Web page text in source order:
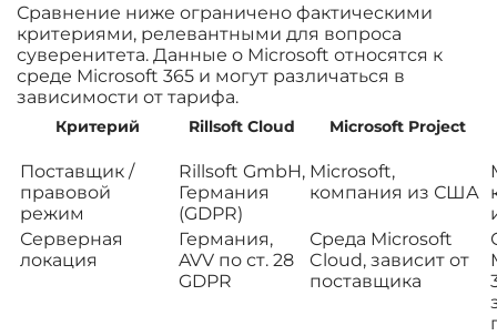
Сравнение ниже ограничено фактическими
критериями, релевантными для вопроса
суверенитета. Данные о Microsoft относятся к
среде Microsoft 365 и могут различаться в
зависимости от тарифа.
Критерий Rillsoft Cloud Microsoft Project
Поставщик /
правовой
режим
Rillsoft GmbH,
Германия
(GDPR)
Microsoft,
компания из США
Серверная
локация
Германия,
AVV по ст. 28
GDPR
Среда Microsoft
Cloud, зависит от
поставщика